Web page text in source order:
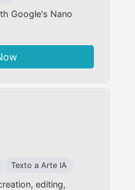
Google's Nano
Texto a Arte IA
editing,